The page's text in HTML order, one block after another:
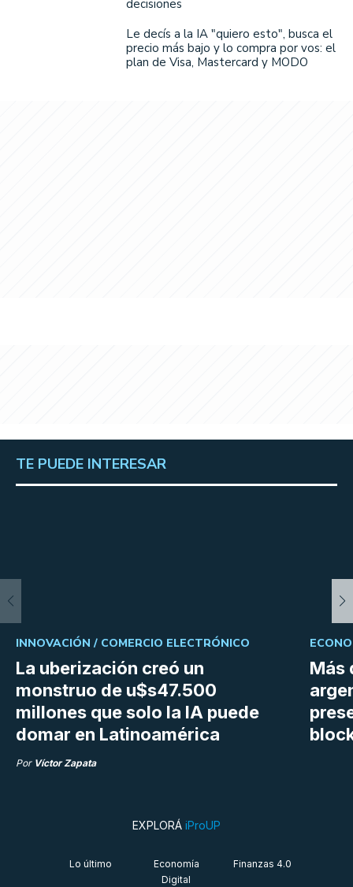
decisiones
Le decís a la IA "quiero esto", busca el
precio más bajo y lo compra por vos: el
plan de Visa, Mastercard y MODO
TE PUEDE INTERESAR
La uberización creó un
monstruo de u$s47.500
millones que solo la IA puede
domar en Latinoamérica
INNOVACIÓN / COMERCIO ELECTRÓNICO
Por Víctor Zapata
Más
EXPLORÁ iProUP
Lo último
Economía
Digital
Finanzas 4.0